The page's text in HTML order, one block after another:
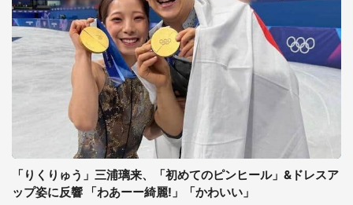
「りくりゅう」三浦璃来、「初めてのピンヒール」&ドレスア
ップ姿に反響 「わあーー綺麗!」「かわいい」